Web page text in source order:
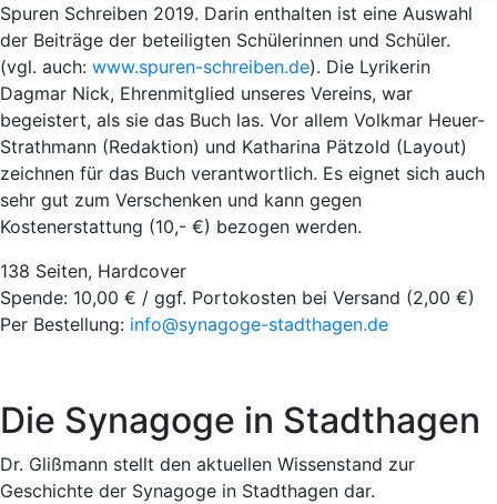
Spuren Schreiben 2019. Darin enthalten ist eine Auswahl
der Beiträge der beteiligten Schülerinnen und Schüler.
(vgl. auch: www.spuren-schreiben.de). Die Lyrikerin
Dagmar Nick, Ehrenmitglied unseres Vereins, war
begeistert, als sie das Buch las. Vor allem Volkmar Heuer-
Strathmann (Redaktion) und Katharina Pätzold (Layout)
zeichnen für das Buch verantwortlich. Es eignet sich auch
sehr gut zum Verschenken und kann gegen
Kostenerstattung (10,- €) bezogen werden.
138 Seiten, Hardcover
Spende: 10,00 € / ggf. Portokosten bei Versand (2,00 €)
Per Bestellung: info@synagoge-stadthagen.de
Die Synagoge in Stadthagen
Dr. Glißmann stellt den aktuellen Wissenstand zur
Geschichte der Synagoge in Stadthagen dar.